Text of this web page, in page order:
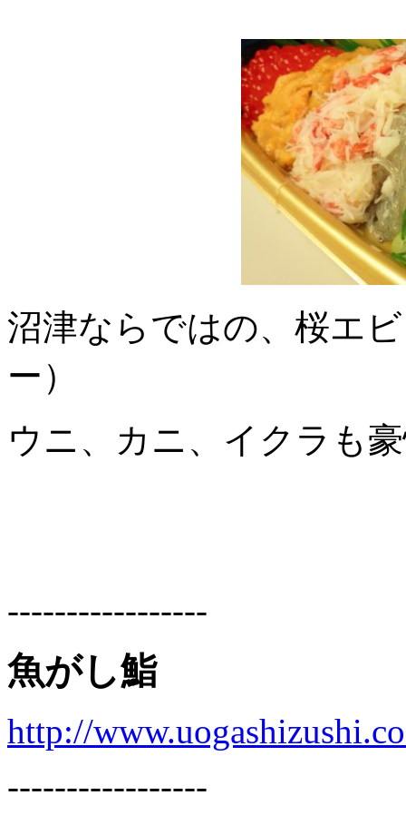
沼津ならではの、桜エ
ー）
ウニ、カニ、イクラも
-----------------
魚がし鮨
http://
-----------------